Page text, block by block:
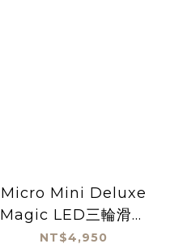
Micro Mini Deluxe
Magic LED三輪滑板
車-紫色-發光變色適合
NT$4,950